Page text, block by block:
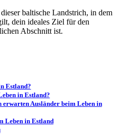
baltische Landstrich, in dem
dein ideales Ziel für den
Abschnitt ist.
Estland?
in Estland?
erwarten Ausländer beim Leben in
Leben in Estland